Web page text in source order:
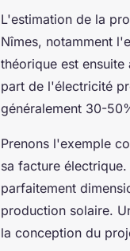
L'estimation de la
Nîmes, notamment
théorique est
part de l'électricité
généralement 30-
Prenons l'exemple
sa facture
parfaitement
production solaire.
la conception du